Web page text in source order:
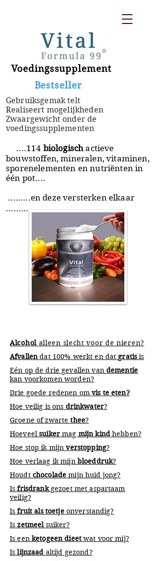
Voedingssupplement
​ Bestseller
Gebruiksgemak telt
Realiseert mogelijkheden
Zwaargewicht onder de
voedingssupplementen
....114 biologischactieve
bouwstoffen, mineralen, vitaminen,
sporenelementen en nutriënten in
één pot....
.........en deze versterken elkaar
.........
Alcoholalleen slecht voor de nieren?
Afvallendat 100% werkt en dat gratisis
Eén op de drie gevallen van dementie
kan voorkomen worden?
Drie goede redenen omvis te eten?
Hoe veilig is ons drinkwater?
Groene of zwartethee?
Hoeveelsuikermag mijn kindhebben?
Hoe stop ik mijnverstopping?
Hoe verlaag ik mijn bloeddruk?
Houdt chocolade mijn huid jong?
Isfrisdrank gezoet met aspartaam
veilig?
Isfruit als toetjeonverstandig?
Iszetmeel suiker?
Is een ketogeen dieetwat voor mij?
Islijnzaad altijd gezond?